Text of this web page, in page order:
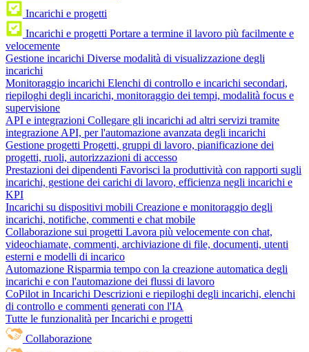
Incarichi e progetti
Incarichi e progetti Portare a termine il lavoro più facilmente e
velocemente
Gestione incarichi Diverse modalità di visualizzazione degli
incarichi
Monitoraggio incarichi Elenchi di controllo e incarichi secondari,
riepiloghi degli incarichi, monitoraggio dei tempi, modalità focus e
supervisione
API e integrazioni Collegare gli incarichi ad altri servizi tramite
integrazione API, per l'automazione avanzata degli incarichi
Gestione progetti Progetti, gruppi di lavoro, pianificazione dei
progetti, ruoli, autorizzazioni di accesso
Prestazioni dei dipendenti Favorisci la produttività con rapporti sugli
incarichi, gestione dei carichi di lavoro, efficienza negli incarichi e
KPI
Incarichi su dispositivi mobili Creazione e monitoraggio degli
incarichi, notifiche, commenti e chat mobile
Collaborazione sui progetti Lavora più velocemente con chat,
videochiamate, commenti, archiviazione di file, documenti, utenti
esterni e modelli di incarico
Automazione Risparmia tempo con la creazione automatica degli
incarichi e con l'automazione dei flussi di lavoro
CoPilot in Incarichi Descrizioni e riepiloghi degli incarichi, elenchi
di controllo e commenti generati con l'IA
Tutte le funzionalità per Incarichi e progetti
Collaborazione